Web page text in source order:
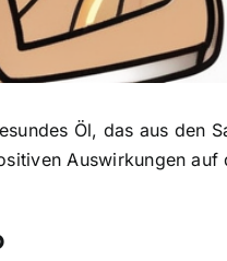
Öl, das aus den
Auswirkungen